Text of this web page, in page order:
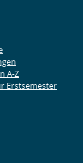
A-Z
Erstsemester